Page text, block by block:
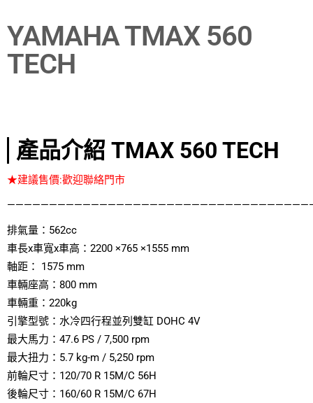
YAMAHA TMAX 560
TECH
產品介紹 TMAX 560 TECH
★建議售價:歡迎聯絡門市
排氣量：562cc
車長x車寬x車高：2200 ×765 ×1555 mm
軸距： 1575 mm
車輛座高：800 mm
車輛重：220kg
引擎型號：水冷四行程並列雙缸 DOHC 4V
最大馬力：47.6 PS / 7,500 rpm
最大扭力：5.7 kg-m / 5,250 rpm
前輪尺寸：120/70 R 15M/C 56H
後輪尺寸：160/60 R 15M/C 67H